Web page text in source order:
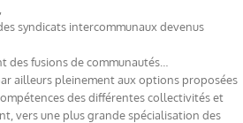
syndicats intercommunaux devenus
des fusions de communautés…
ailleurs pleinement aux options proposées
des différentes collectivités et
vers une plus grande spécialisation des